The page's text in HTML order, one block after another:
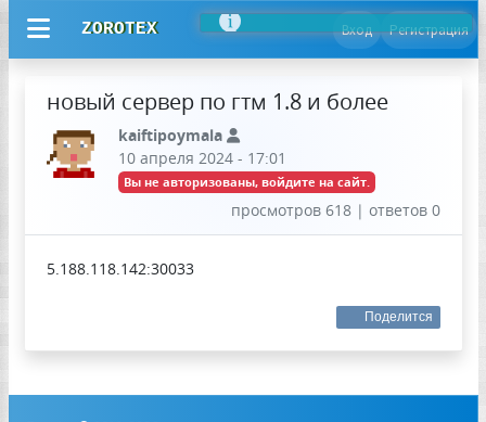
ZOROTEX Вход Регистрация
новый сервер по гтм 1.8 и более
kaiftipoymala
10 апреля 2024 - 17:01
Вы не авторизованы, войдите на сайт.
просмотров 618 | ответов 0
5.188.118.142:30033
Поделится